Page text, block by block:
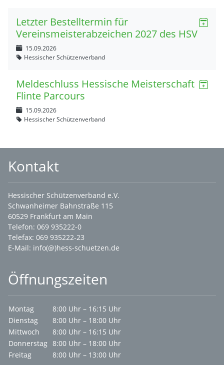
Letzter Bestelltermin für
Vereinsmeisterabzeichen 2027 des HSV
15.09.2026
Hessischer Schützenverband
Meldeschluss Hessische Meisterschaft
Flinte Parcours
15.09.2026
Hessischer Schützenverband
Kontakt
Hessischer Schützenverband e.V.
Schwanheimer Bahnstraße 115
60529 Frankfurt am Main
Telefon: 069 935222-0
Telefax: 069 935222-23
E-Mail: info(@)hess-schuetzen.de
Öffnungszeiten
Montag
8:00 Uhr – 16:15 Uhr
Dienstag
8:00 Uhr – 18:00 Uhr
Mittwoch
8:00 Uhr – 16:15 Uhr
Donnerstag 8:00 Uhr – 18:00 Uhr
Freitag
8:00 Uhr – 13:00 Uhr